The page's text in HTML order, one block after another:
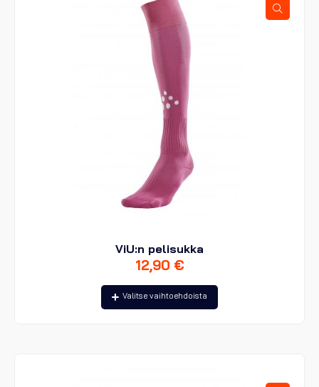
ViU:n pelisukka
12,90 €
Valitse vaihtoehdoista
Tällä
tuotteella